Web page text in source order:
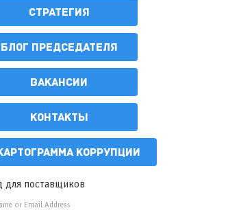
СТРАТЕГИЯ
БЛОГ ПРЕДСЕДАТЕЛЯ
ВАКАНСИИ
КОНТАКТЫ
КОРРУПЦИИ
для поставщиков
or Email Address